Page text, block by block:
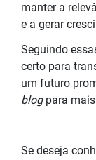
manter a
e a gerar
Seguindo
certo para
um futuro
blogpara mais
Se deseja